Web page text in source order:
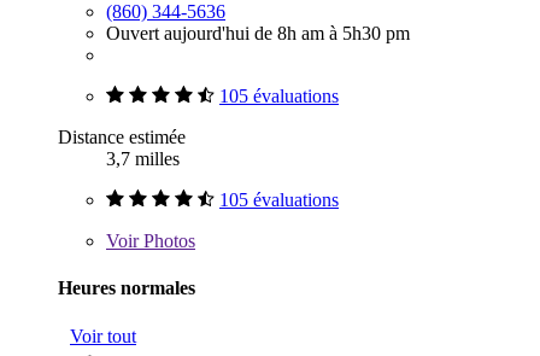
(860) 344-5636
Ouvert aujourd'hui de 8h am à 5h30 pm
105 évaluations
Distance estimée
3,7 milles
105 évaluations
VoirPhotos
Heures normales
Voir tout